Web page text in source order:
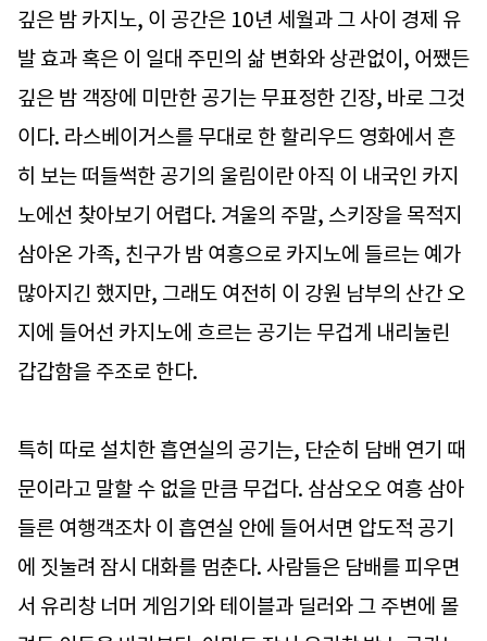
깊은 밤 카지노, 이 공간은 10년 세월과 그 사이 경제 유
발 효과 혹은 이 일대 주민의 삶 변화와 상관없이, 어쨌든
깊은 밤 객장에 미만한 공기는 무표정한 긴장, 바로 그것
이다. 라스베이거스를 무대로 한 할리우드 영화에서 흔
히 보는 떠들썩한 공기의 울림이란 아직 이 내국인 카지
노에선 찾아보기 어렵다. 겨울의 주말, 스키장을 목적지
삼아온 가족, 친구가 밤 여흥으로 카지노에 들르는 예가
많아지긴 했지만, 그래도 여전히 이 강원 남부의 산간 오
지에 들어선 카지노에 흐르는 공기는 무겁게 내리눌린
갑갑함을 주조로 한다.
특히 따로 설치한 흡연실의 공기는, 단순히 담배 연기 때
문이라고 말할 수 없을 만큼 무겁다. 삼삼오오 여흥 삼아
들른 여행객조차 이 흡연실 안에 들어서면 압도적 공기
에 짓눌려 잠시 대화를 멈춘다. 사람들은 담배를 피우면
서 유리창 너머 게임기와 테이블과 딜러와 그 주변에 몰